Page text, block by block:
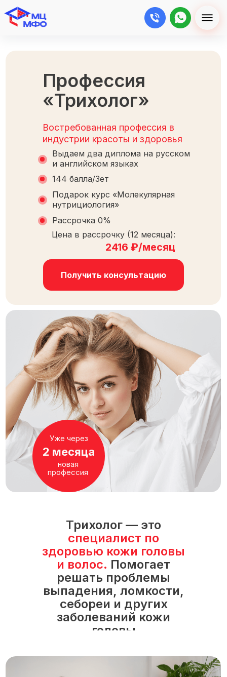
Профессия
«Трихолог»
Востребованная профессия в
индустрии красоты и здоровья
Получить консультацию
Выдаем два диплома на русском
и английском языках
Подарок курс «Молекулярная
нутрициология»
Рассрочка 0%
2416 ₽/месяц
Цена в рассрочку (12 месяца):
144 балла/Зет
2 месяца
Уже через
новая
профессия
Трихолог — это
специалист по
здоровью кожи головы
и волос. Помогает
решать проблемы
выпадения, ломкости,
себореи и других
заболеваний кожи
головы